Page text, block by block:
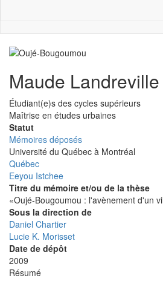
Maude Landreville
Étudiant(e)s des cycles supérieurs
Programme
d'étude
Maîtrise en études urbaines
Statut
Mémoires déposés
Université
Université du Québec à Montréal
Québec
Eeyou Istchee
Titre du mémoire et/ou de la thèse
«Oujé-Bougoumou : l'avènement d'un
Sous la direction de
Daniel Chartier
Lucie K. Morisset
Date de dépôt
2009
Résumé